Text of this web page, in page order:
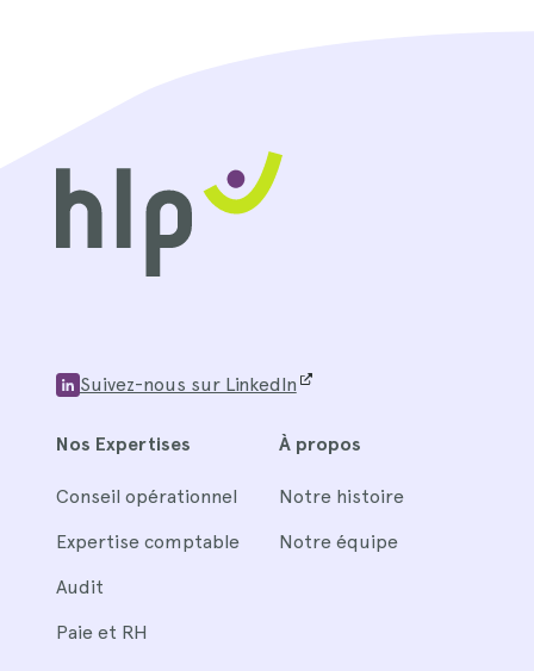
Suivez-nous sur LinkedIn
Nos Expertises
Conseil opérationnel
Expertise comptable
Audit
Paie et RH
À propos
Notre histoire
Notre équipe